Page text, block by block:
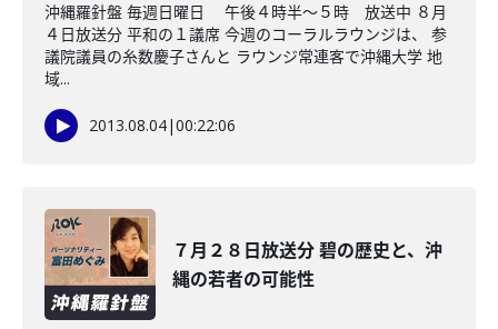
沖縄羅針盤 毎週日曜日 午後４時半～５時 放送中 ８月
４日放送分 平和の１議席 今週のコーラルラウンジは、 参
議院議員の糸数慶子さんと ラウンジ常連客で沖縄大学 地
域...
2013.08.04|00:22:06
７月２８日放送分 碧の歴史と、沖
縄の若者の可能性